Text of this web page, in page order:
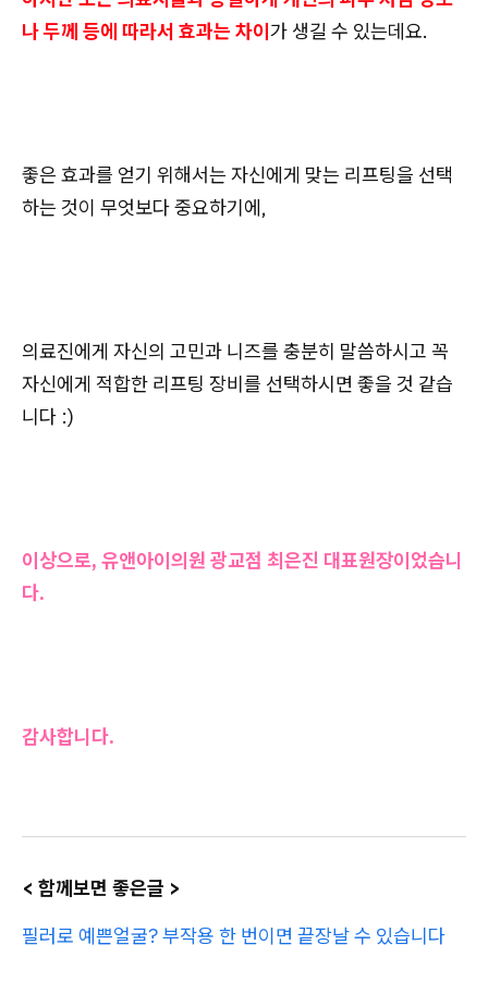
나 두께 등에 따라서 효과는 차이가 생길 수 있는데요.
좋은 효과를 얻기 위해서는 자신에게 맞는 리프팅을 선택
하는 것이 무엇보다 중요하기에,
의료진에게 자신의 고민과 니즈를 충분히 말씀하시고 꼭
자신에게 적합한 리프팅 장비를 선택하시면 좋을 것 같습
니다 :)
이상으로, 유앤아이의원 광교점 최은진 대표원장이었습니
다.
감사합니다.
< 함께보면 좋은글 >
필러로 예쁜얼굴? 부작용 한 번이면 끝장날 수 있습니다